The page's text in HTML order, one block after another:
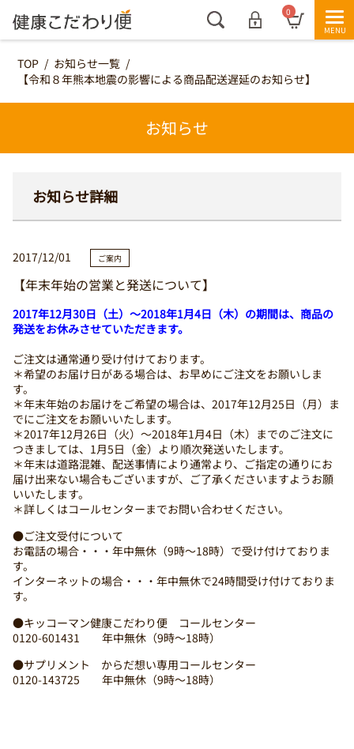
0
TOP / お知らせ一覧 /
【令和８年熊本地震の影響による商品配送遅延のお知らせ】
お知らせ
お知らせ詳細
2017/12/01 ご案内
【年末年始の営業と発送について】
2017年12月30日（土）～2018年1月4日（木）の期間は、商品の
発送をお休みさせていただきます。
ご注文は通常通り受け付けております。
＊希望のお届け日がある場合は、お早めにご注文をお願いしま
す。
＊年末年始のお届けをご希望の場合は、2017年12月25日（月）ま
でにご注文をお願いいたします。
＊2017年12月26日（火）～2018年1月4日（木）までのご注文に
つきましては、1月5日（金）より順次発送いたします。
＊年末は道路混雑、配送事情により通常より、ご指定の通りにお
届け出来ない場合もございますが、ご了承くださいますようお願
いいたします。
＊詳しくはコールセンターまでお問い合わせください。
●ご注文受付について
お電話の場合・・・年中無休（9時～18時）で受け付けておりま
す。
インターネットの場合・・・年中無休で24時間受け付けておりま
す。
●キッコーマン健康こだわり便 コールセンター
0120-601431 年中無休（9時～18時）
●サプリメント からだ想い専用コールセンター
0120-143725 年中無休（9時～18時）